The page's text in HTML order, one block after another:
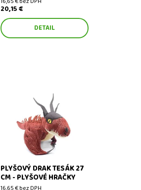
20,15 €
DETAIL
Plyšový drak Tesák 27 cm -
plyšové hračky
PLYŠOVÝ DRAK TESÁK 27
CM - PLYŠOVÉ HRAČKY